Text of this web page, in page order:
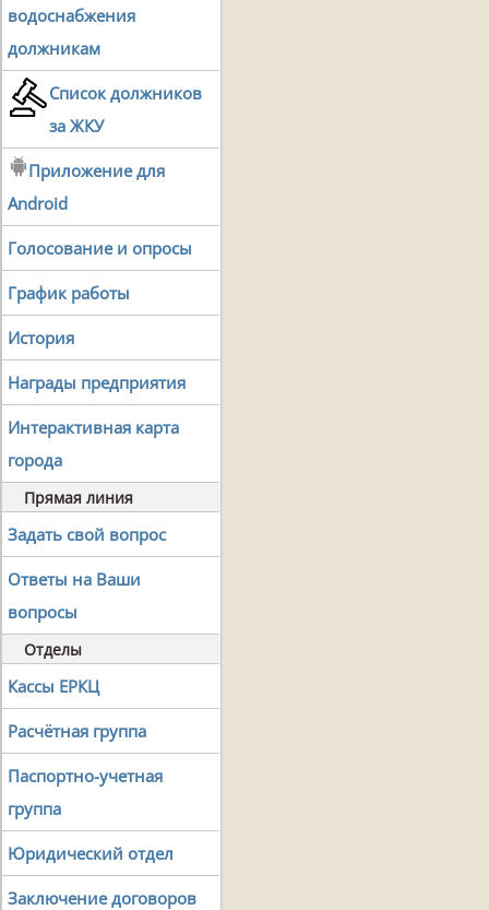
водоснабжения
должникам
Список должников
за ЖКУ
Приложение для
Android
Голосование и опросы
График работы
История
Награды предприятия
Интерактивная карта
города
Прямая линия
Задать свой вопрос
Ответы на Ваши
вопросы
Отделы
Кассы ЕРКЦ
Расчётная группа
Паспортно-учетная
группа
Юридический отдел
Заключение договоров